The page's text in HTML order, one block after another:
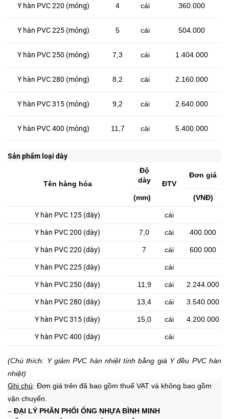
Y hàn PVC 220 (mỏng) 4 cái 360.000
Y hàn PVC 225 (mỏng) 5 cái 504.000
Y hàn PVC 250 (mỏng) 7,3 cái 1.404.000
Y hàn PVC 280 (mỏng) 8,2 cái 2.160.000
Y hàn PVC 315 (mỏng) 9,2 cái 2.640.000
Y hàn PVC 400 (mỏng) 11,7 cái 5.400.000
Sản phẩm loại dày
Tên hàng hóa
Độ
dày
ĐTV
Đơn giá
(mm) (VNĐ)
Y hàn PVC 125 (dày) cái
Y hàn PVC 200 (dày) 7,0 cái 400.000
Y hàn PVC 220 (dày) 7 cái 600.000
Y hàn PVC 225 (dày) cái
Y hàn PVC 250 (dày) 11,9 cái 2.244.000
Y hàn PVC 280 (dày) 13,4 cái 3.540.000
Y hàn PVC 315 (dày) 15,0 cái 4.200.000
Y hàn PVC 400 (dày) cái
(Chú thích: Y giảm PVC hàn nhiệt tính bằng giá Y đều PVC hàn
nhiệt)
Ghi chú: Đơn giá trên đã bao gồm thuế VAT và không bao gồm
vận chuyển.
– ĐẠI LÝ PHÂN PHỐI ỐNG NHỰA BÌNH MINH